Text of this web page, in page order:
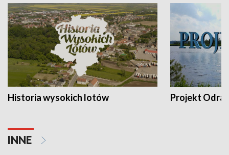
Historia wysokich lotów Projekt Odra
INNE